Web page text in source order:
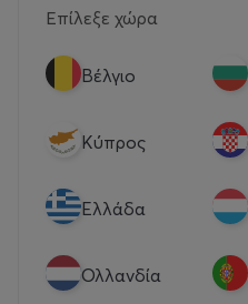
Επίλεξε χώρα
Βέλγιο
Κύπρος
Eλλάδα
Ολλανδία